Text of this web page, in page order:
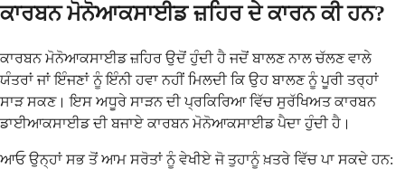
ਕਾਰਬਨ ਮੋਨੋਆਕਸਾਈਡ ਜ਼ਹਿਰ ਦੇ ਕਾਰਨ ਕੀ ਹਨ?
ਕਾਰਬਨ ਮੋਨੋਆਕਸਾਈਡ ਜ਼ਹਿਰ ਉਦੋਂ ਹੁੰਦੀ ਹੈ ਜਦੋਂ ਬਾਲਣ ਨਾਲ ਚੱਲਣ ਵਾਲੇ
ਯੰਤਰਾਂ ਜਾਂ ਇੰਜਣਾਂ ਨੂੰ ਇੰਨੀ ਹਵਾ ਨਹੀਂ ਮਿਲਦੀ ਕਿ ਉਹ ਬਾਲਣ ਨੂੰ ਪੂਰੀ ਤਰ੍ਹਾਂ
ਸਾੜ ਸਕਣ। ਇਸ ਅਧੂਰੇ ਸਾੜਨ ਦੀ ਪ੍ਰਕਿਰਿਆ ਵਿੱਚ ਸੁਰੱਖਿਅਤ ਕਾਰਬਨ
ਡਾਈਆਕਸਾਈਡ ਦੀ ਬਜਾਏ ਕਾਰਬਨ ਮੋਨੋਆਕਸਾਈਡ ਪੈਦਾ ਹੁੰਦੀ ਹੈ।
ਆਓ ਉਨ੍ਹਾਂ ਸਭ ਤੋਂ ਆਮ ਸਰੋਤਾਂ ਨੂੰ ਵੇਖੀਏ ਜੋ ਤੁਹਾਨੂੰ ਖ਼ਤਰੇ ਵਿੱਚ ਪਾ ਸਕਦੇ ਹਨ: